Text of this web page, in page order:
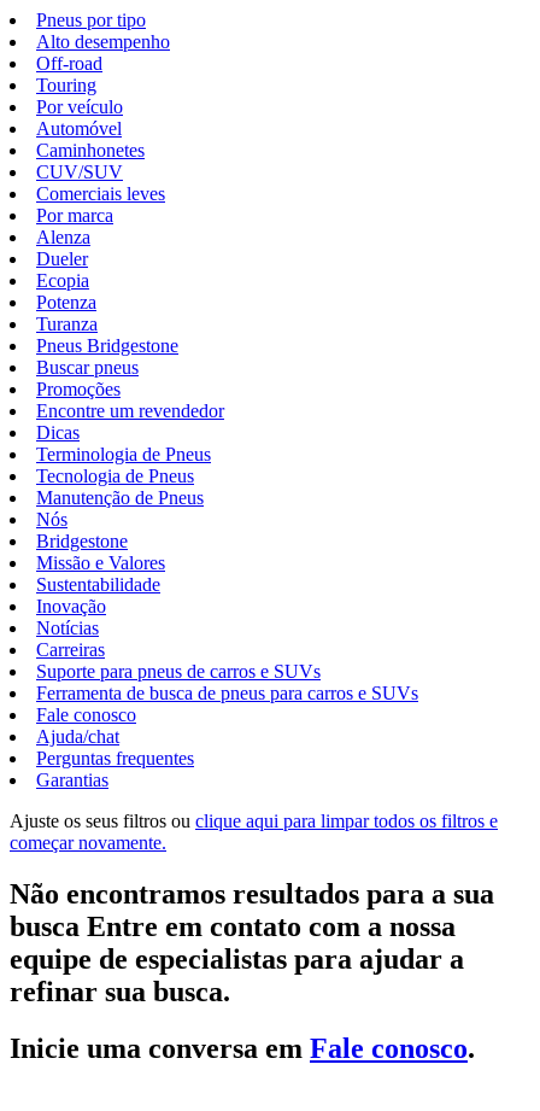
Pneus por tipo
Alto desempenho
Off-road
Touring
Por veículo
Automóvel
Caminhonetes
CUV/SUV
Comerciais leves
Por marca
Alenza
Dueler
Ecopia
Potenza
Turanza
Pneus Bridgestone
Buscar pneus
Promoções
Encontre um revendedor
Dicas
Terminologia de Pneus
Tecnologia de Pneus
Manutenção de Pneus
Nós
Bridgestone
Missão e Valores
Sustentabilidade
Inovação
Notícias
Carreiras
Suporte para pneus de carros e SUVs
Ferramenta de busca de pneus para carros e SUVs
Fale conosco
Ajuda/chat
Perguntas frequentes
Garantias
Ajuste os seus filtros ou clique aqui para limpar todos os filtros e
começar novamente.
Não encontramos resultados para a sua
busca Entre em contato com a nossa
equipe de especialistas para ajudar a
refinar sua busca.
Inicie uma conversa em Fale conosco.